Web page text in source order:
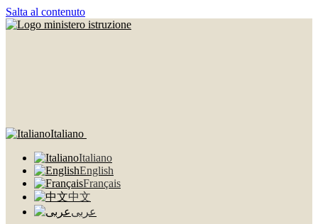
Salta al contenuto
Italiano
Italiano
English
Français
中文
عربى